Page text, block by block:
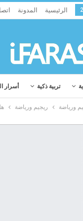
الرئيسية المدونة
تربية ذكية أسرار
ورياضة ريجيم ورياضة